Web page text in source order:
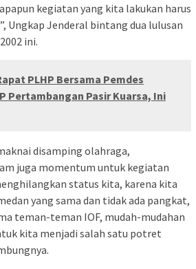
kegiatan yang kita lakukan harus
Ungkap Jenderal bintang dua lulusan
ini.
PLHP Bersama Pemdes
Pertambangan Pasir Kuarsa, Ini
disamping olahraga,
juga momentum untuk kegiatan
status kita, karena kita
yang sama dan tidak ada pangkat,
teman-teman IOF, mudah-mudahan
kita menjadi salah satu potret